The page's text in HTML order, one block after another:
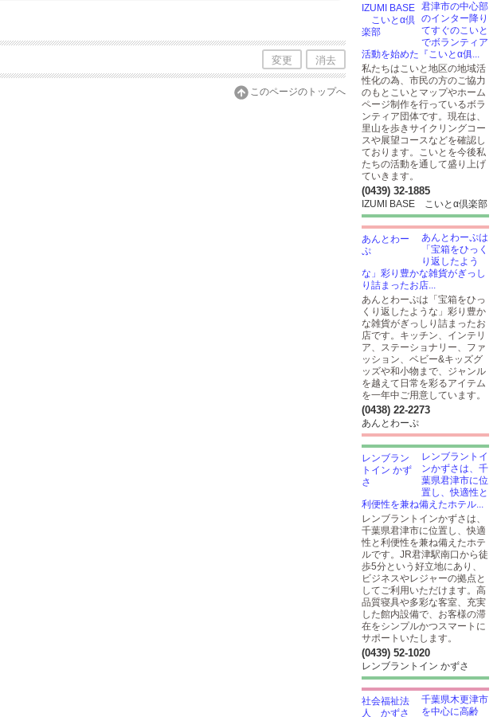
変更 消去
このページのトップへ
君津市の中心部
のインター降り
てすぐのこいと
でボランティア
活動を始めた『こいとα俱...
私たちはこいと地区の地域活
性化の為、市民の方のご協力
のもとこいとマップやホーム
ページ制作を行っているボラ
ンティア団体です。現在は、
里山を歩きサイクリングコー
スや展望コースなどを確認し
ております。こいとを今後私
たちの活動を通して盛り上げ
ていきます。
(0439) 32-1885
IZUMI BASE こいとα倶楽部
あんとわーぷは
「宝箱をひっく
り返したよう
な」彩り豊かな雑貨がぎっし
り詰まったお店...
あんとわーぷは「宝箱をひっ
くり返したような」彩り豊か
な雑貨がぎっしり詰まったお
店です。キッチン、インテリ
ア、ステーショナリー、ファ
ッション、ベビー&キッズグ
ッズや和小物まで、ジャンル
を越えて日常を彩るアイテム
を一年中ご用意しています。
(0438) 22-2273
あんとわーぷ
レンブラントイ
ンかずさは、千
葉県君津市に位
置し、快適性と
利便性を兼ね備えたホテル...
レンブラントインかずさは、
千葉県君津市に位置し、快適
性と利便性を兼ね備えたホテ
ルです。JR君津駅南口から徒
歩5分という好立地にあり、
ビジネスやレジャーの拠点と
してご利用いただけます。高
品質寝具や多彩な客室、充実
した館内設備で、お客様の滞
在をシンプルかつスマートに
サポートいたします。
(0439) 52-1020
レンブラントイン かずさ
千葉県木更津市
を中心に高齢